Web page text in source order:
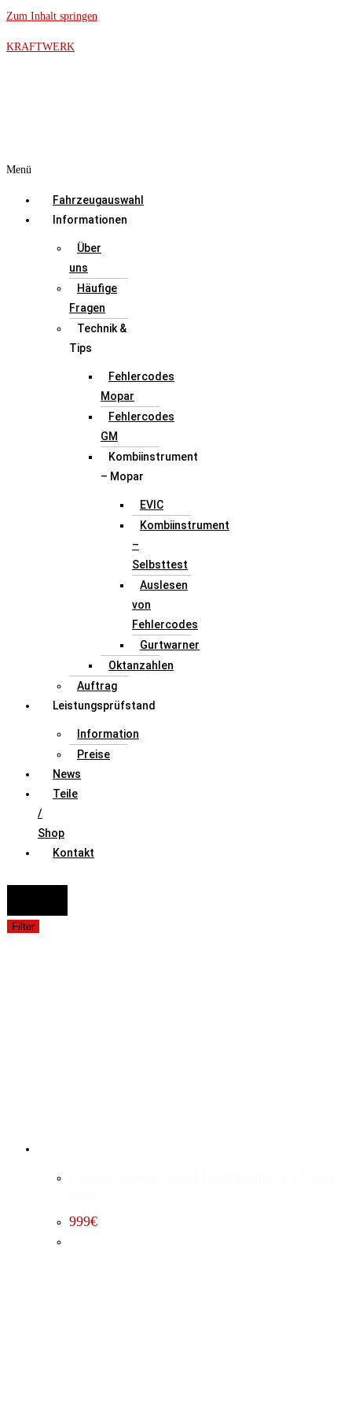
Zum Inhalt springen
KRAFTWERK
Menü
Fahrzeugauswahl
Informationen
Über
uns
Häufige
Fragen
Technik &
Tips
Fehlercodes
Mopar
Fehlercodes
GM
Kombiinstrument
– Mopar
EVIC
Kombiinstrument
–
Selbsttest
Auslesen
von
Fehlercodes
Gurtwarner
Oktanzahlen
Auftrag
Leistungsprüfstand
Information
Preise
News
Teile
/
Shop
Kontakt
Filter
999€